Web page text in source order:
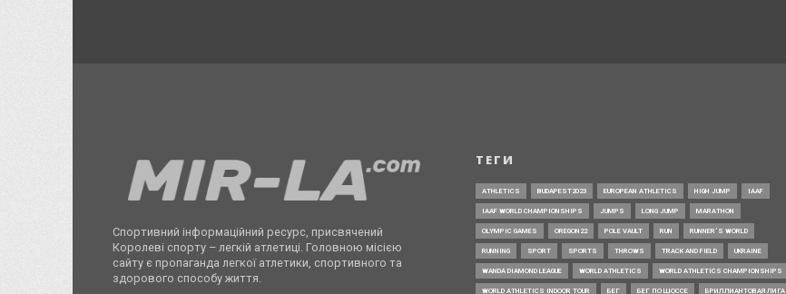
Спортивний інформаційний ресурс, присвячений
Королеві спорту – легкій атлетиці. Головною місією
сайту є пропаганда легкої атлетики, спортивного та
здорового способу життя.
ТЕГИ
ATHLETICS BUDAPEST2023 EUROPEAN ATHLETICS HIGH JUMP IAAF
IAAF WORLD CHAMPIONSHIPS JUMPS LONG JUMP MARATHON
OLYMPIC GAMES OREGON22 POLE VAULT RUN RUNNER’S WORLD
RUNNING SPORT SPORTS THROWS TRACK AND FIELD UKRAINE
WANDA DIAMOND LEAGUE WORLD ATHLETICS WORLD ATHLETICS CHAMPIONSHIPS
WORLD ATHLETICS INDOOR TOUR БЕГ БЕГ ПО ШОССЕ БРИЛЛИАНТОВАЯ ЛИГА